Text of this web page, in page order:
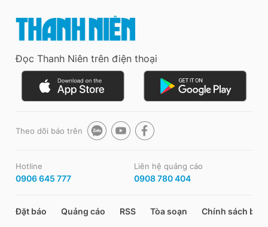
Đọc Thanh Niên trên điện thoại
Theo dõi báo trên
Hotline
0906 645 777
Liên hệ quảng cáo
0908 780 404
Đặt báo Quảng cáo RSS Tòa soạn Chính sách bảo